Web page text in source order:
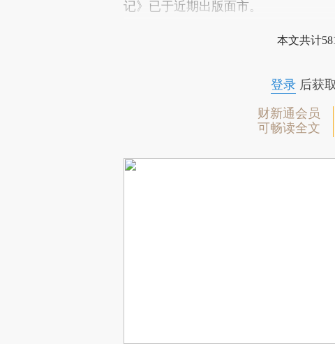
记》已于近期出版面市。
本文共计
登录后获
财新通会员
可畅读全文